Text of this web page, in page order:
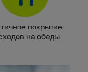
покрытие
на обеды